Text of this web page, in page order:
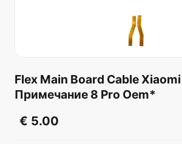
Flex Main Board Cable
Примечание 8 Pro Oem*
€ 5.00